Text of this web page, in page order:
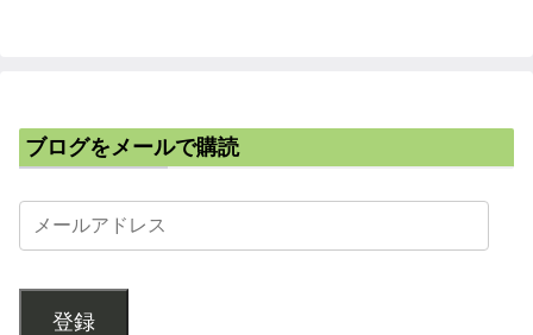
ブログをメールで購読
登録